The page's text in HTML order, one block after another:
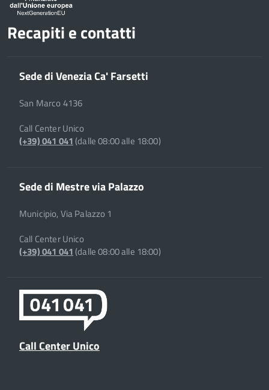
Recapiti e contatti
Sede di Venezia Ca' Farsetti
San Marco 4136
Call Center Unico
(+39) 041 041(dalle 08:00 alle 18:00)
Sede di Mestre via Palazzo
Municipio, Via Palazzo 1
Call Center Unico
(+39) 041 041(dalle 08:00 alle 18:00)
Call Center Unico